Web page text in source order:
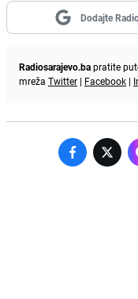
Dodajte
Radiosarajevo.bapratite
mreža Twitter | Facebook |